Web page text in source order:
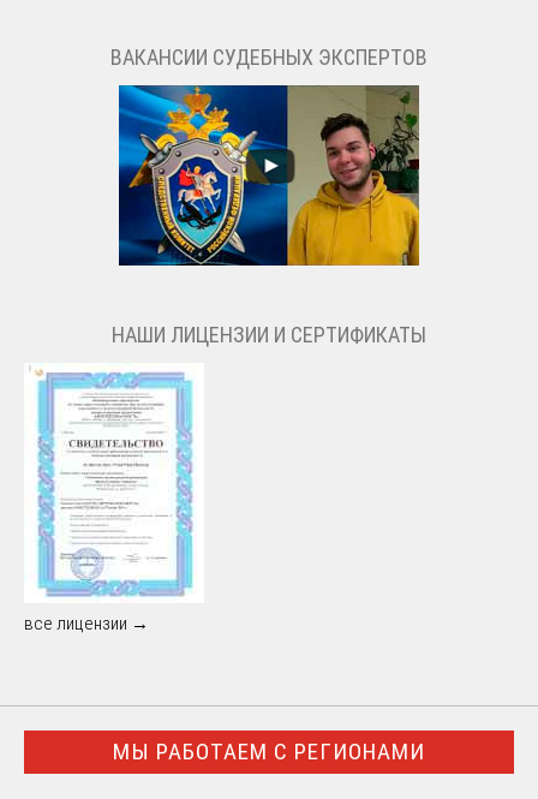
ВАКАНСИИ СУДЕБНЫХ ЭКСПЕРТОВ
НАШИ ЛИЦЕНЗИИ И СЕРТИФИКАТЫ
все лицензии →
МЫ РАБОТАЕМ С РЕГИОНАМИ